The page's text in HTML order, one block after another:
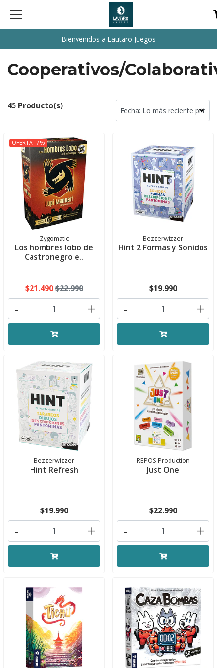
Bienvenidos a Lautaro Juegos
Cooperativos/
45 Producto(s)
OFERTA -7%
Zygomatic
Los hombres lobo de
Castronegro e..
$21.490$22.990
+
-
Bezzerwizzer
Hint 2 Formas y Sonidos
$19.990
+
-
Bezzerwizzer
Hint Refresh
$19.990
+
-
REPOS Production
Just One
$22.990
+
-